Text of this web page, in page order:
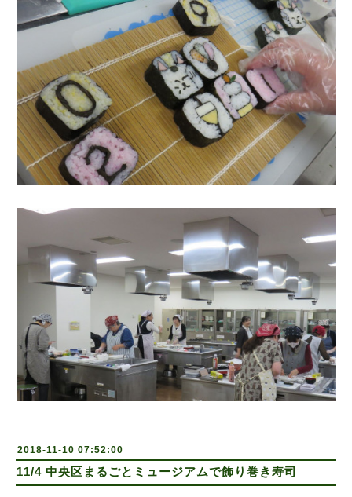
2018-11-10 07:52:00
11/4 中央区まるごとミュージアムで飾り巻き寿司